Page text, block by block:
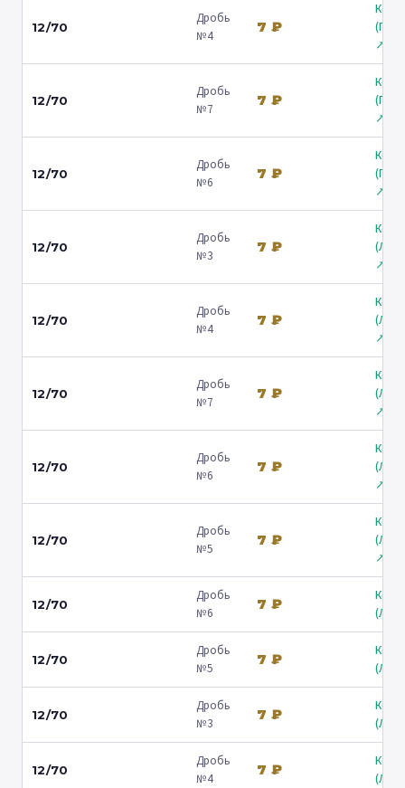
12/70
Дробь
№4
7 ₽
↗
12/70
Дробь
№7
7 ₽
↗
12/70
Дробь
№6
7 ₽
↗
12/70
Дробь
№3
7 ₽
↗
12/70
Дробь
№4
7 ₽
↗
12/70
Дробь
№7
7 ₽
↗
12/70
Дробь
№6
7 ₽
↗
12/70
Дробь
№5
7 ₽
↗
12/70
Дробь
№6
7 ₽
12/70
Дробь
№5
7 ₽
12/70
Дробь
№3
7 ₽
12/70
Дробь
№4
7 ₽